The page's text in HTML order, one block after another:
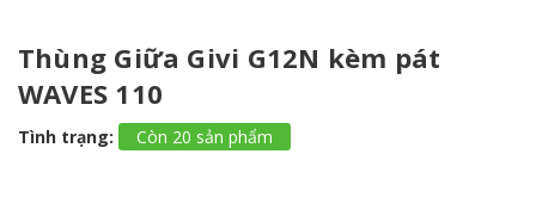
Thùng Giữa Givi G12N kèm pát
WAVES 110
Tình trạng: Còn 20 sản phẩm